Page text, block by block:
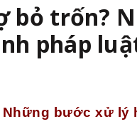
bỏ trốn?
pháp
bước xử lý